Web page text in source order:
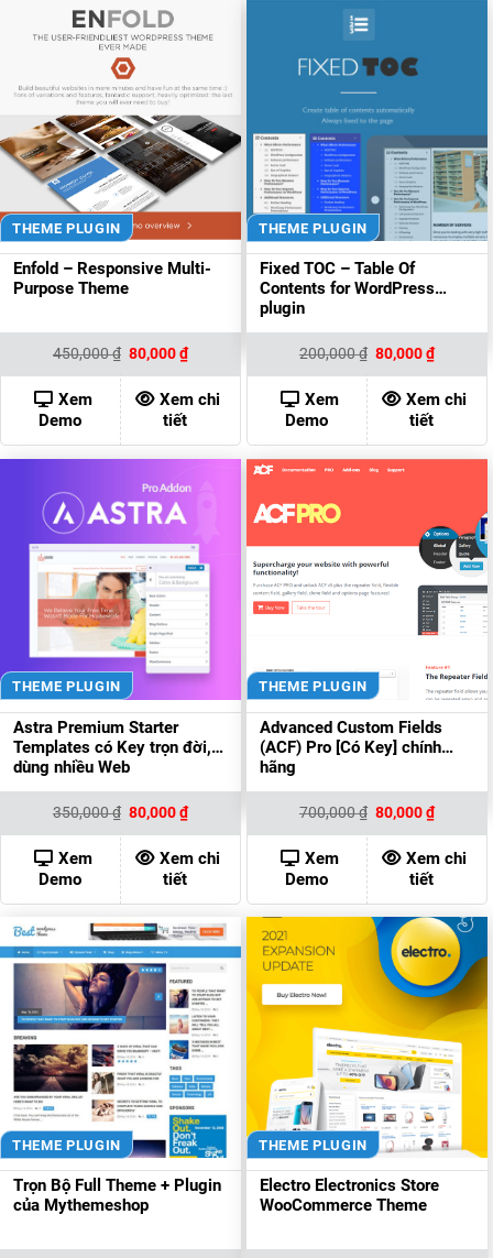
THEME PLUGIN
Enfold – Responsive Multi-
Purpose Theme
450,000₫ Giá
gốc
là:
450,000 ₫.
80,000₫Giá
hiện
tại
là:
80,000 ₫.
Xem
Demo
Xem chi
tiết
THEME PLUGIN
Fixed TOC – Table Of
Contents for WordPress
plugin
200,000₫ Giá
gốc
là:
200,000 ₫.
80,000₫Giá
hiện
tại
là:
80,000
Xem
Demo
Xem chi
tiết
THEME PLUGIN
Astra Premium Starter
Templates có Key trọn đời,
dùng nhiều Web
350,000₫ Giá
gốc
là:
350,000 ₫.
80,000₫Giá
hiện
tại
là:
80,000 ₫.
Xem
Demo
Xem chi
tiết
THEME PLUGIN
Advanced Custom Fields
(ACF) Pro [Có Key] chính
hãng
700,000₫ Giá
gốc
là:
700,000 ₫.
80,000₫Giá
hiện
tại
là:
80,000
Xem
Demo
Xem chi
tiết
THEME PLUGIN
Trọn Bộ Full Theme + Plugin
của Mythemeshop
THEME PLUGIN
Electro Electronics Store
WooCommerce Theme